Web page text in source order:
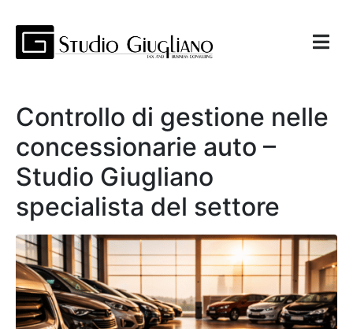
Controllo di gestione nelle
concessionarie auto –
Studio Giugliano
specialista del settore